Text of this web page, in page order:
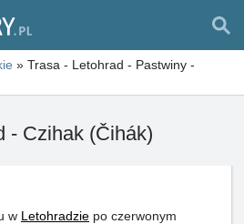
» Trasa - Letohrad - Pastwiny -
- Czihak (Čihák)
w Letohradzie po czerwonym